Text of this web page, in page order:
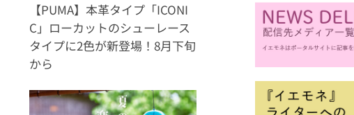
【PUMA】本革タイプ「ICONI
C」ローカットのシューレース
タイプに2色が新登場！8月下旬
から